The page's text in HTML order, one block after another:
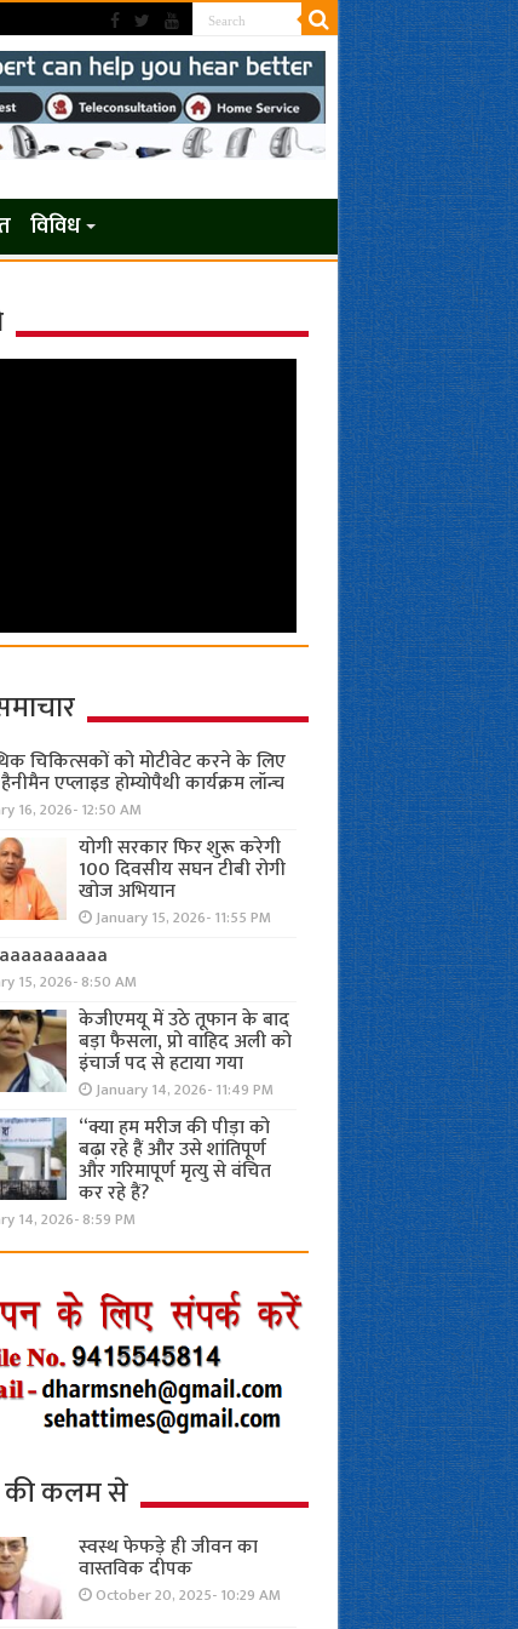
विविध
चिकित्सकों को मोटीवेट करने के लिए
एप्लाइड होम्योपैथी कार्यक्रम लॉन्च
16, 2026- 12:50 AM
योगी सरकार फिर शुरू करेगी
100 दिवसीय सघन टीबी रोगी
खोज अभियान
January 15, 2026- 11:55 PM
15, 2026- 8:50 AM
केजीएमयू में उठे तूफान के बाद
बड़ा फैसला, प्रो वाहिद अली को
इंचार्ज पद से हटाया गया
January 14, 2026- 11:49 PM
“क्या हम मरीज की पीड़ा को
बढ़ा रहे हैं और उसे शांतिपूर्ण
और गरिमापूर्ण मृत्यु से वंचित
कर रहे हैं?
14, 2026- 8:59 PM
की कलम से
स्वस्थ फेफड़े ही जीवन का
वास्तविक दीपक
October 20, 2025- 10:29 AM